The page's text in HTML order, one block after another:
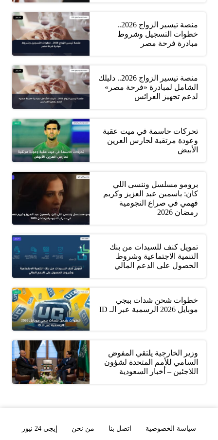
منصة تيسير الزواج 2026..
خطوات التسجيل وشروط
مبادرة فرحة مصر
منصة تيسير الزواج 2026.. دليلك
الشامل لمبادرة «فرحة مصر»
لدعم تجهيز العرائس
تحركات حاسمة في ميت عقبة
وعودة مرتقبة لحارس العرين
الأبيض
برومو مسلسل وننسى اللي
كان: ياسمين عبد العزيز وكريم
فهمي في صراع النجومية
رمضان 2026
تمويل كنف للسيدات من بنك
التنمية الاجتماعية وشروط
الحصول على الدعم المالي
خطوات شحن شدات ببجي
موبايل 2026 الرسمية عبر الـ ID
وزير الخارجية يلتقي المفوض
السامي للأمم المتحدة لشؤون
اللاجئين – أخبار السعودية
سياسة الخصوصية اتصل بنا من نحن إيجي 24 نيوز